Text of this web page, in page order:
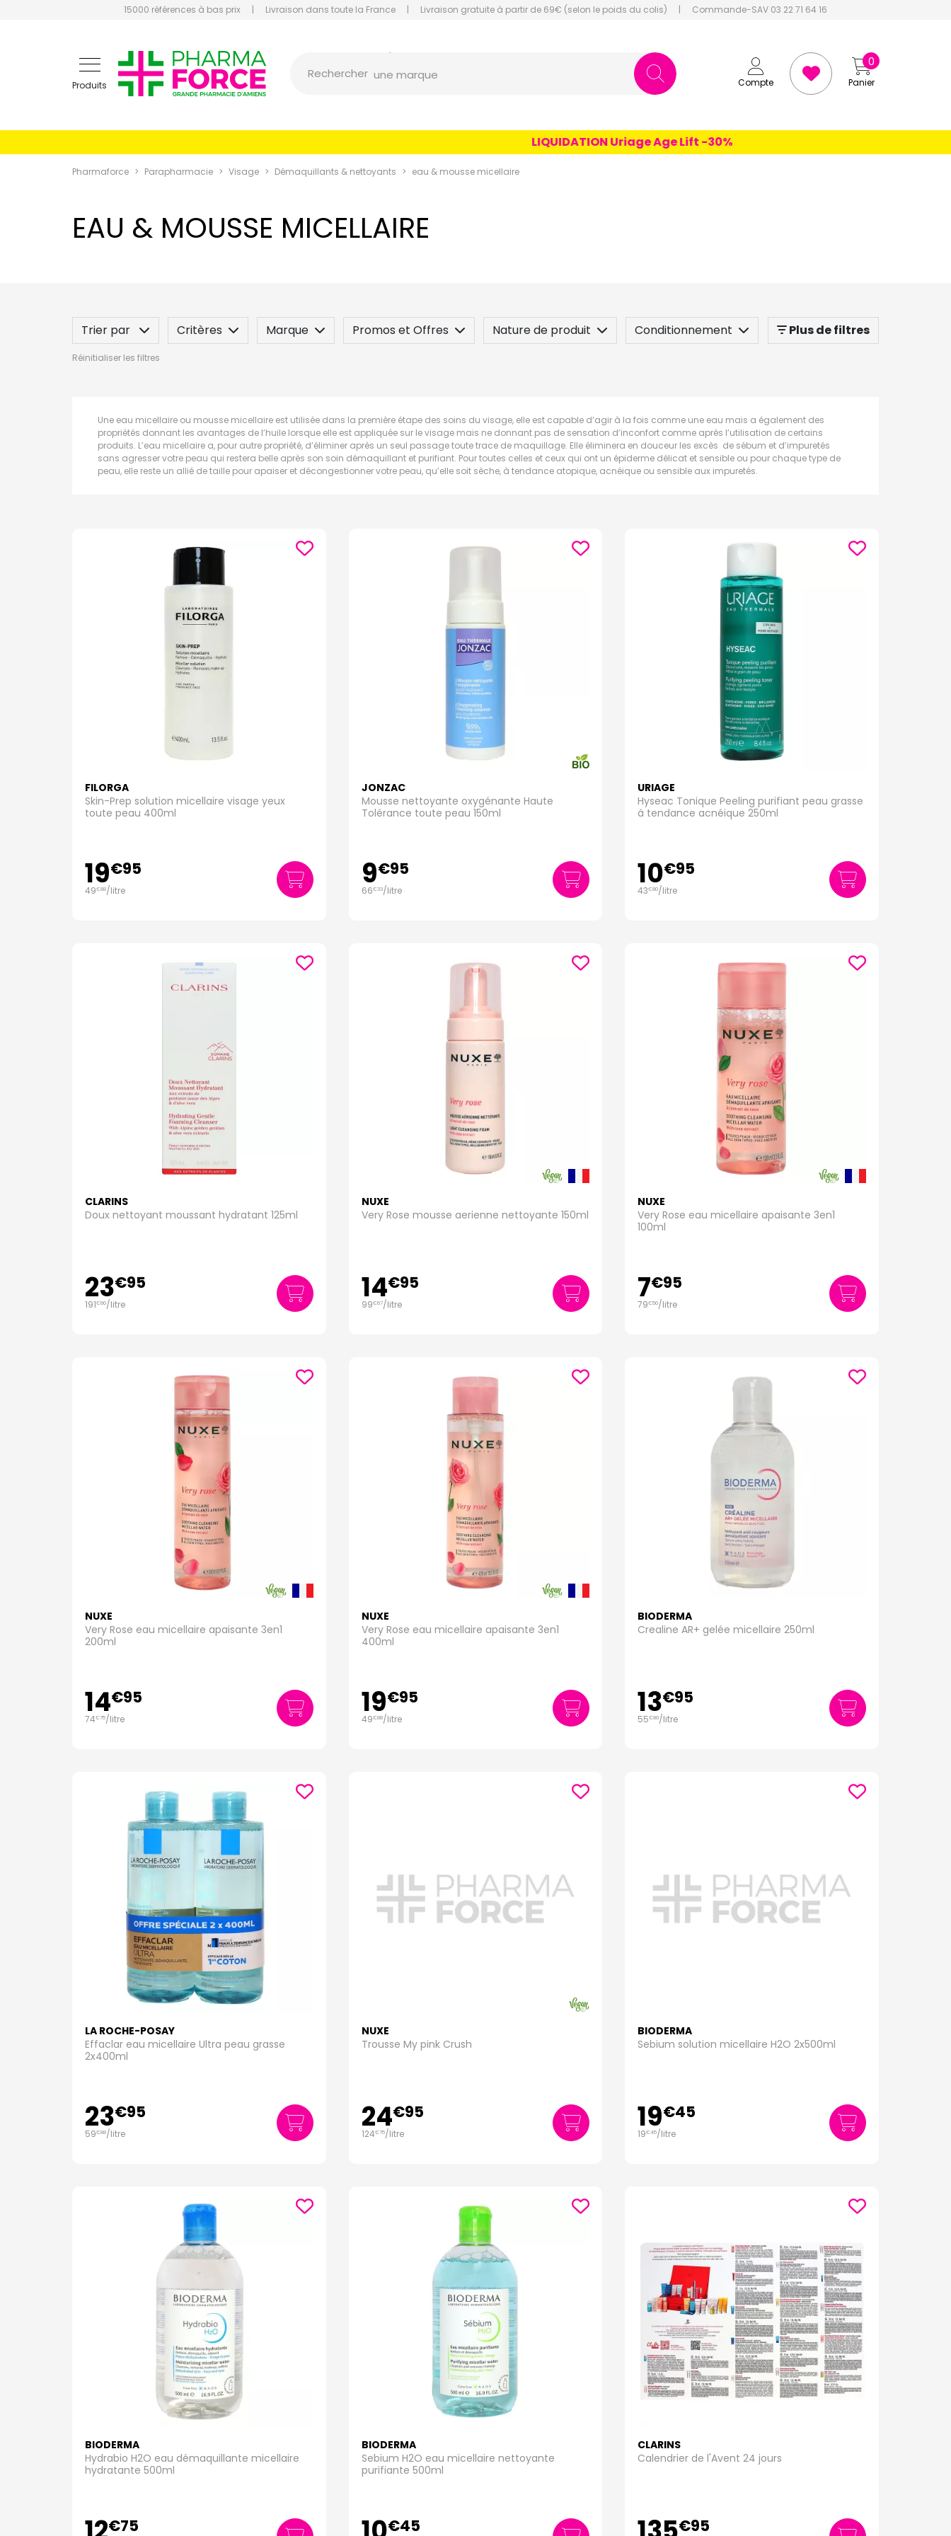
15000 références à bas prix | Livraison dans toute la France | Livraison gratuite à partir de 69€ (selon le poids du colis) | Commande-SAV 03 22 71 64 16
Produits
Pharmaforce Grande Pharmacie Amiens Fachon
Compte Panier
0
Rechercher
une marque
LIQUIDATION Uriage Age Lift -30%
Pharmaforce Parapharmacie Visage Démaquillants & nettoyants eau & mousse micellaire
EAU & MOUSSE MICELLAIRE
Trier par Critères Marque Promos et Offres Nature de produit
Conditionnement
Spécificité
Plus de filtres
Réinitialiser les filtres
Une eau micellaire ou mousse micellaire est utilisée dans la première étape des soins du visage, elle est capable d’agir à la fois comme une eau mais a également des
propriétés donnant les avantages de l’huile lorsque elle est appliquée sur le visage mais ne donnant pas de sensation d’inconfort comme après l’utilisation de certains
produits. L’eau micellaire a, pour autre propriété, d’éliminer après un seul passage toute trace de maquillage. Elle éliminera en douceur les excès de sébum et d’impuretés
sans agresser votre peau qui restera belle après son soin démaquillant et purifiant. Pour toutes celles et ceux qui ont un épiderme délicat et sensible ou pour chaque type de
peau, elle reste un allié de taille pour apaiser et décongestionner votre peau, qu’elle soit sèche, à tendance atopique, acnéique ou sensible aux impuretés.
FILORGA
Skin-Prep solution micellaire visage yeux
toute peau 400ml
19€95
49€88/litre
JONZAC
Mousse nettoyante oxygénante Haute
Tolérance toute peau 150ml
9€95
66€33/litre
URIAGE
Hyseac Tonique Peeling purifiant peau grasse
à tendance acnéique 250ml
10€95
43€80/litre
CLARINS
Doux nettoyant moussant hydratant 125ml
23€95
191€60/litre
NUXE
Very Rose mousse aerienne nettoyante 150ml
14€95
99€67/litre
NUXE
Very Rose eau micellaire apaisante 3en1
100ml
7€95
79€50/litre
NUXE
Very Rose eau micellaire apaisante 3en1
200ml
14€95
74€75/litre
NUXE
Very Rose eau micellaire apaisante 3en1
400ml
19€95
49€88/litre
BIODERMA
Crealine AR+ gelée micellaire 250ml
13€95
55€80/litre
LA ROCHE-POSAY
Effaclar eau micellaire Ultra peau grasse
2x400ml
23€95
59€88/litre
NUXE
Trousse My pink Crush
24€95
124€75/litre
BIODERMA
Sebium solution micellaire H2O 2x500ml
19€45
19€45/litre
BIODERMA
Hydrabio H2O eau démaquillante micellaire
hydratante 500ml
€75
BIODERMA
Sebium H2O eau micellaire nettoyante
purifiante 500ml
€45
CLARINS
Calendrier de l'Avent 24 jours
€95